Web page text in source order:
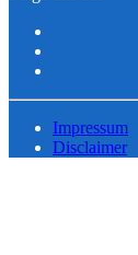
Impressum
Disclaimer